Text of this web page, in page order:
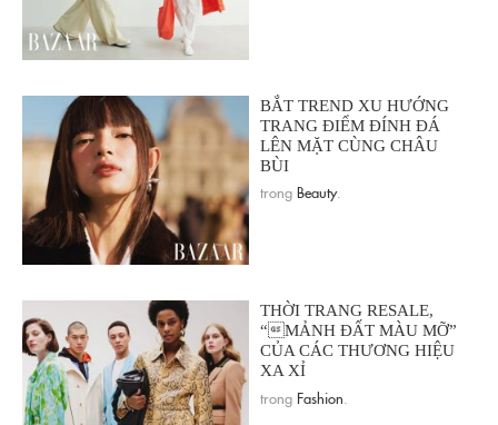
BẮT TREND XU HƯỚNG
TRANG ĐIỂM ĐÍNH ĐÁ
LÊN MẶT CÙNG CHÂU
BÙI
trong Beauty.
THỜI TRANG RESALE,
“MẢNH ĐẤT MÀU MỠ”
CỦA CÁC THƯƠNG HIỆU
XA XỈ
trong Fashion